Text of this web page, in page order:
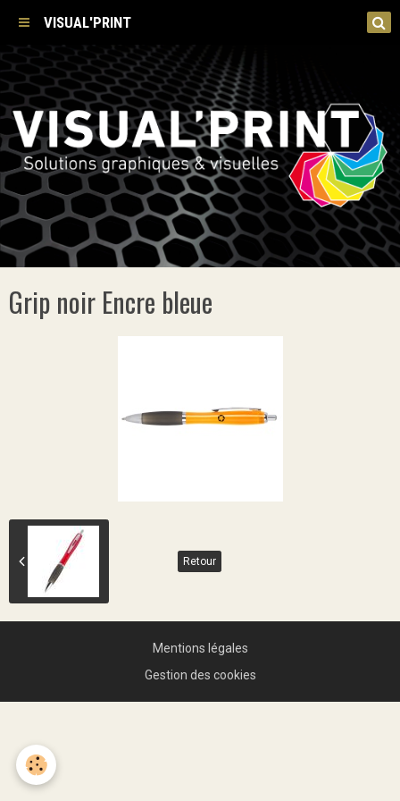
VISUAL'PRINT
Grip noir Encre bleue
Retour
Mentions légales
Gestion des cookies